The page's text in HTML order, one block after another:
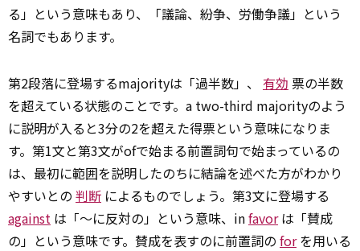
る」という意味もあり、「議論、紛争、労働争議」という
名詞でもあります。
第2段落に登場するmajorityは「過半数」、 有効 票の半数
を超えている状態のことです。a two-third majorityのよう
に説明が入ると3分の2を超えた得票という意味になりま
す。第1文と第3文がofで始まる前置詞句で始まっているの
は、最初に範囲を説明したのちに結論を述べた方がわかり
やすいとの 判断 によるものでしょう。第3文に登場する
against は「～に反対の」という意味、infavorは「賛成
の」という意味です。賛成を表すのに前置詞の forを用いる